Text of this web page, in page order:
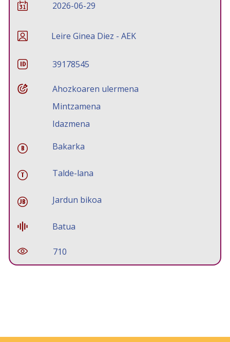
2026-06-29
Leire Ginea Diez - AEK
39178545
Ahozkoaren ulermena
Mintzamena
Idazmena
Bakarka
Talde-lana
Jardun bikoa
Batua
710